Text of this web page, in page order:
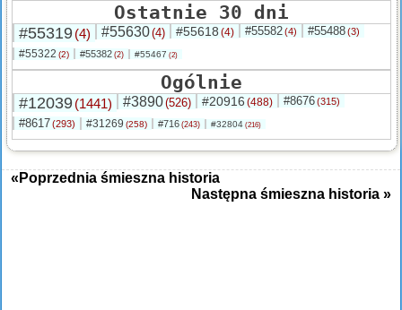
Ostatnie 30 dni
#55319(4) #55630(4) #55618 (4) #55582(4) #55488(3)
#55322 (2) #55382 (2) #55467 (2)
Ogólnie
#12039(1441) #3890(526) #20916 (488) #8676(315)
#8617(293) #31269 (258) #716 (243) #32804 (216)
«Poprzednia śmieszna historia
Następna śmieszna historia »